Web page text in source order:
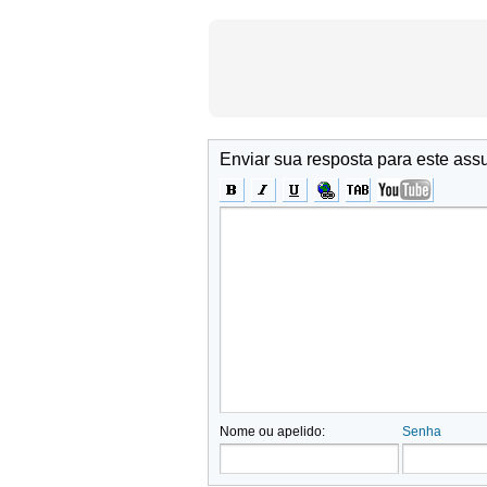
Enviar sua resposta para este
Nome ou apelido: Senha